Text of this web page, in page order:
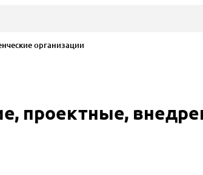
организации
проектные,